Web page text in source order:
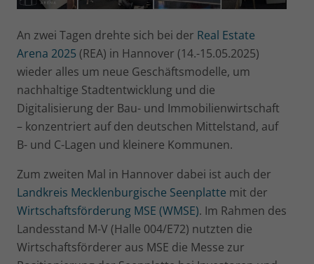
An zwei Tagen drehte sich bei der Real Estate
Arena 2025 (REA) in Hannover (14.-15.05.2025)
wieder alles um neue Geschäftsmodelle, um
nachhaltige Stadtentwicklung und die
Digitalisierung der Bau- und Immobilienwirtschaft
– konzentriert auf den deutschen Mittelstand, auf
B- und C-Lagen und kleinere Kommunen.
Zum zweiten Mal in Hannover dabei ist auch der
Landkreis Mecklenburgische Seenplatte mit der
Wirtschaftsförderung MSE (WMSE). Im Rahmen des
Landesstand M-V (Halle 004/E72) nutzten die
Wirtschaftsförderer aus MSE die Messe zur